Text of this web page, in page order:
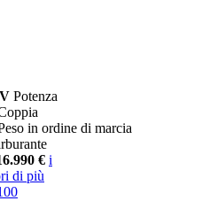
Potenza
in ordine di marcia
€ i
di più